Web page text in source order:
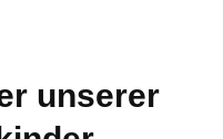
unserer
✭